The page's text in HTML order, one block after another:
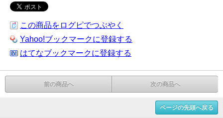
この商品をログピでつぶやく
Yahoo!ブックマークに登録する
はてなブックマークに登録する
前の商品へ 次の商品へ
ページの先頭へ戻る